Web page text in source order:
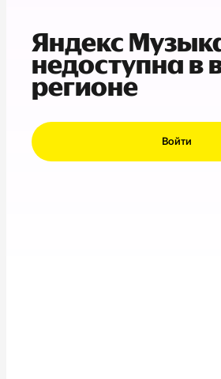
Яндекс
недоступна в
регионе
Войти